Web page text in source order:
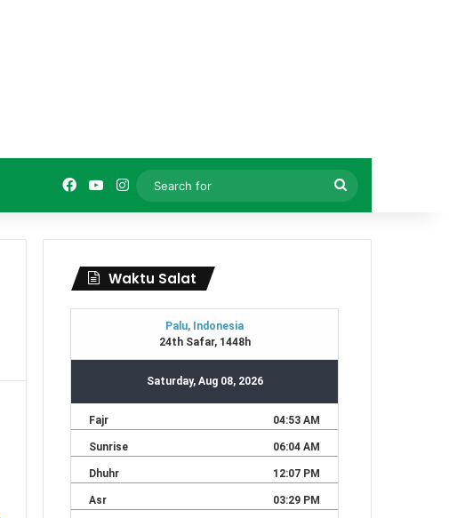
Facebook
YouTube
Instagram
Search
for
Waktu Salat